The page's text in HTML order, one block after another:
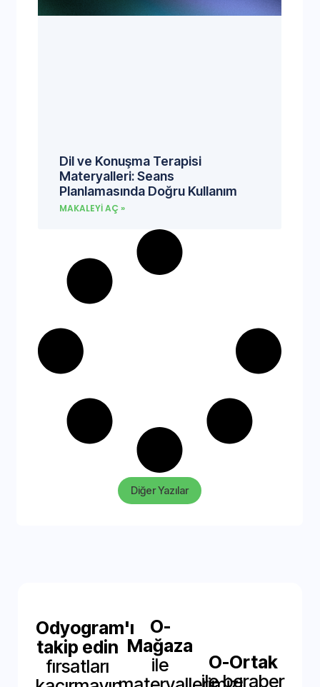
Dil ve Konuşma Terapisi
Materyalleri: Seans
Planlamasında Doğru Kullanım
MAKALEYI AÇ »
Diğer Yazılar
Odyogram'ı
takip edin
fırsatları
O-
Mağaza
ile
O-Ortak
ile beraber